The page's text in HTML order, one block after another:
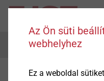
Menu
Az Ön süti
webhelyhez
Ez a weboldal